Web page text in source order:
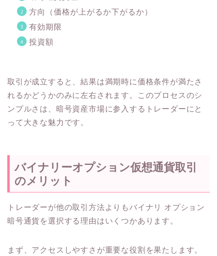
方向（価格が上がるか下がるか）
有効期限
投資額
取引が成立すると、結果は満期時に価格条件が満たさ
れるかどうかのみに左右されます。このプロセスのシ
ンプルさは、暗号資産市場に参入するトレーダーにと
って大きな魅力です。
バイナリーオプション仮想通貨取引
のメリット
トレーダーが他の取引方法よりもバイナリ オプション
暗号通貨を選択する理由はいくつかあります。
まず、アクセスしやすさが重要な役割を果たします。